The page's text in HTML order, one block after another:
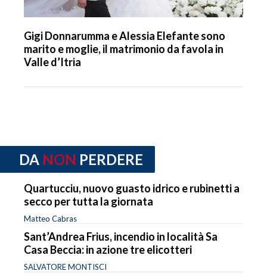
Gigi Donnarumma e Alessia Elefante sono
marito e moglie, il matrimonio da favola in
Valle d’Itria
DA NON PERDERE
Quartucciu, nuovo guasto idrico e rubinetti a
secco per tutta la giornata
Matteo Cabras
Sant’Andrea Frius, incendio in località Sa
Casa Beccia: in azione tre elicotteri
SALVATORE MONTISCI